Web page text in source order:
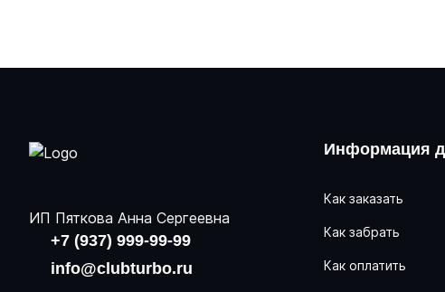
ИП Пяткова Анна Сергеевна
+7 (937) 999-99-99
info@clubturbo.ru
Информация
Как заказать
Как забрать
Как оплатить